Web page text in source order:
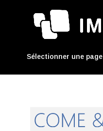
Sélectionner une page